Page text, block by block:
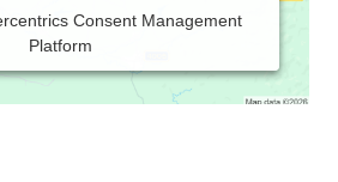
Consent Management
Platform
verheiratet, ein 16jähriger Sohn.